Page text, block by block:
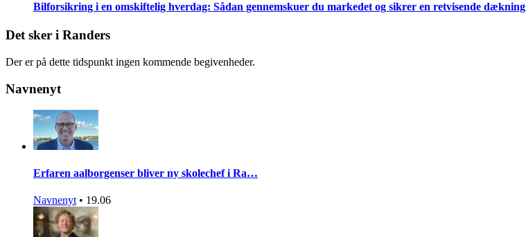
Bilforsikring i en omskiftelig hverdag: Sådan gennemskuer du markedet og sikrer en retvisende dækning
Det sker i Randers
Der er på dette tidspunkt ingen kommende begivenheder.
Navnenyt
Erfaren aalborgenser bliver ny skolechef i Ra…
Navnenyt • 19.06